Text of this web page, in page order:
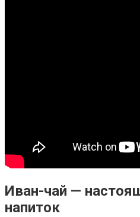
Иван-чай —
напиток